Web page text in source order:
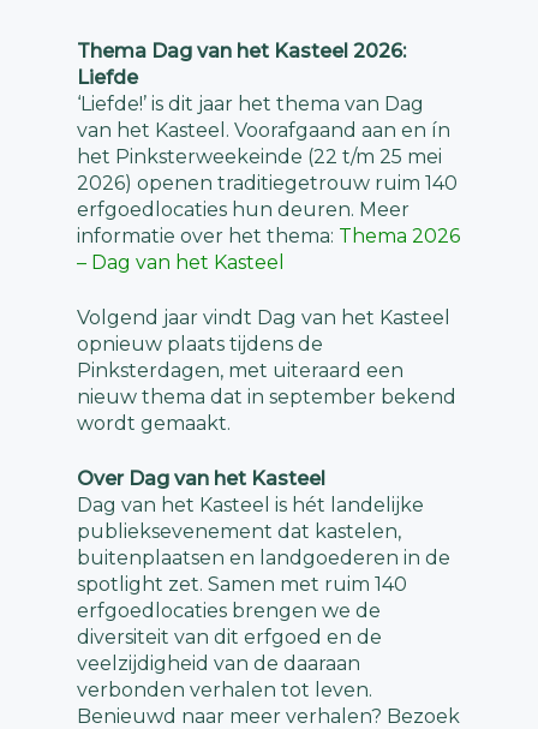
Thema Dag van het Kasteel 2026:
Liefde
‘Liefde!’ is dit jaar het thema van Dag
van het Kasteel. Voorafgaand aan en ín
het Pinksterweekeinde (22 t/m 25 mei
2026) openen traditiegetrouw ruim 140
erfgoedlocaties hun deuren. Meer
informatie over het thema: Thema 2026
– Dag van het Kasteel
Volgend jaar vindt Dag van het Kasteel
opnieuw plaats tijdens de
Pinksterdagen, met uiteraard een
nieuw thema dat in september bekend
wordt gemaakt.
Over Dag van het Kasteel
Dag van het Kasteel is hét landelijke
publieksevenement dat kastelen,
buitenplaatsen en landgoederen in de
spotlight zet. Samen met ruim 140
erfgoedlocaties brengen we de
diversiteit van dit erfgoed en de
veelzijdigheid van de daaraan
verbonden verhalen tot leven.
Benieuwd naar meer verhalen? Bezoek